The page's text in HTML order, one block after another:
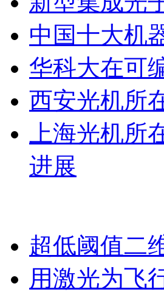
中国十大机
华科大在可
西安光机所
上海光机
进展
超低阈值二
用激光为飞